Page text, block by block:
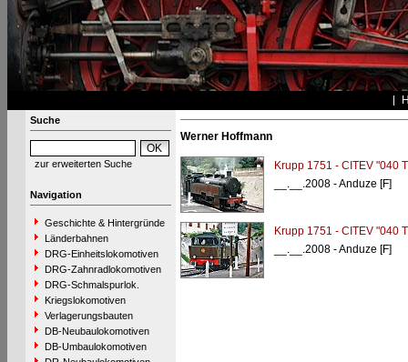
Suche
zur erweiterten Suche
Navigation
Geschichte & Hintergründe
Länderbahnen
DRG-Einheitslokomotiven
DRG-Zahnradlokomotiven
DRG-Schmalspurlok.
Kriegslokomotiven
Verlagerungsbauten
DB-Neubaulokomotiven
DB-Umbaulokomotiven
Werner Hoffmann
Krupp 1751 - CITEV "040
__.__.2008 - Anduze [F]
Krupp 1751 - CITEV "040
__.__.2008 - Anduze [F]